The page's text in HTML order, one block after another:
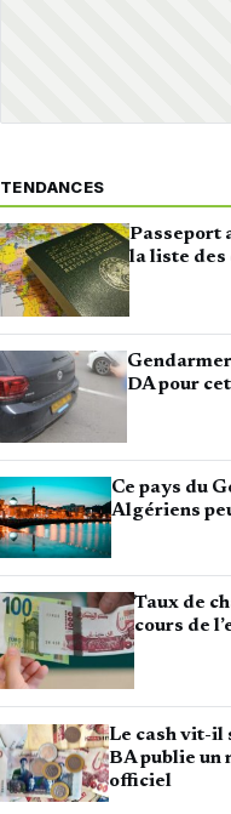
TENDANCES
Passeport
la liste des
DA pour
Ce pays du
Algériens
Taux de
cours de
Le cash vit-il
BA publie un
officiel